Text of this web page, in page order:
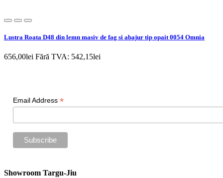
Lustra Roata D48 din lemn masiv de fag si abajur tip opait 0054 Omnia
656,00lei Fără TVA: 542,15lei
Email Address *
Showroom Targu-Jiu